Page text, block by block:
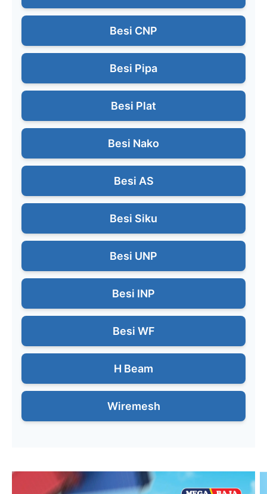
Besi CNP
Besi Pipa
Besi Plat
Besi Nako
Besi AS
Besi Siku
Besi UNP
Besi INP
Besi WF
H Beam
Wiremesh